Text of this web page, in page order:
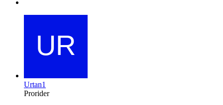
Urtan1
Prorider